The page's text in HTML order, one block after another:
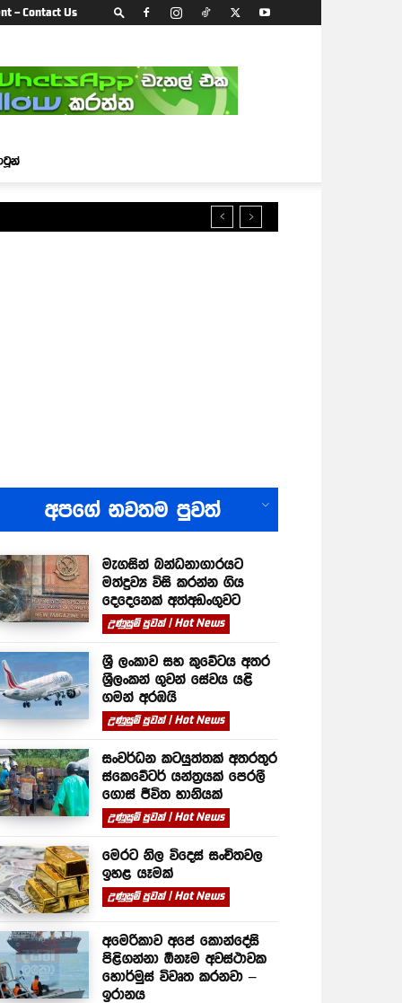
– Contact Us
අපගේ නවතම පුවත්
මැගසින් බන්ධනාගාරයට
මත්ද්‍රව්‍ය විසි කරන්න ගිය
දෙදෙනෙක් අත්අඩංගුවට
උණුසුම් පුවත් | Hot News
ශ්‍රී ලංකාව සහ කුවේටය අතර
ශ්‍රීලංකන් ගුවන් සේවය යළි
ගමන් අරඹයි
උණුසුම් පුවත් | Hot News
සංවර්ධන කටයුත්තක් අතරතුර
ස්කෙවේටර් යන්ත්‍රයක් පෙරලී
ගොස් ජීවිත හානියක්
උණුසුම් පුවත් | Hot News
මෙරට නිල විදෙස් සංචිතවල
ඉහළ යෑමක්
උණුසුම් පුවත් | Hot News
අමෙරිකාව අපේ කොන්දේසි
පිළිගන්නා ඕනෑම අවස්ථාවක
හොර්මුස් විවෘත කරනවා –
ඉරානය